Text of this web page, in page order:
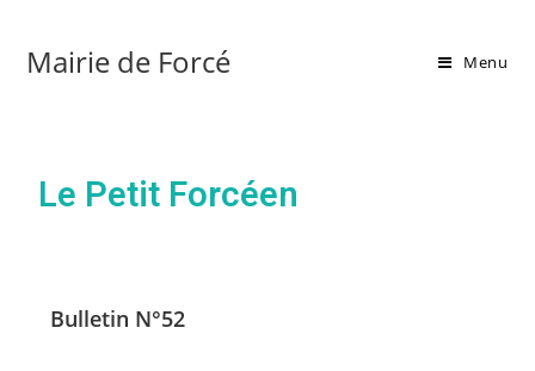
Mairie de Forcé Menu
Le Petit Forcéen
Bulletin N°52